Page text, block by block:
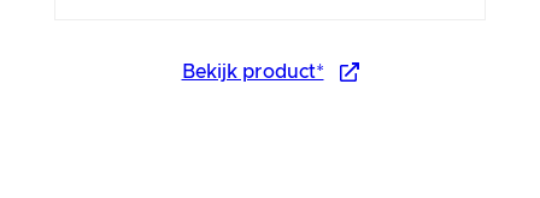
Bekijk product*